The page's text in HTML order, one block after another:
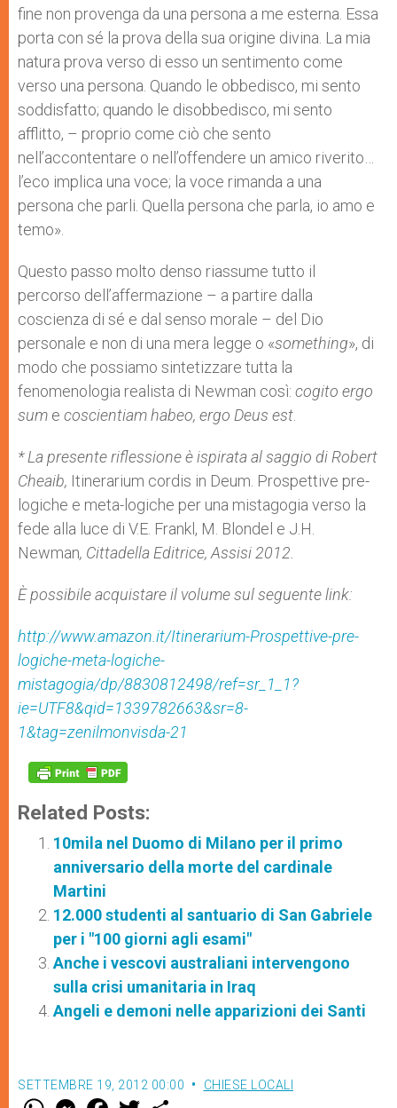
fine non provenga da una persona a me esterna. Essa
porta con sé la prova della sua origine divina. La mia
natura prova verso di esso un sentimento come
verso una persona. Quando le obbedisco, mi sento
soddisfatto; quando le disobbedisco, mi sento
afflitto, – proprio come ciò che sento
nell’accontentare o nell’offendere un amico riverito…
l’eco implica una voce; la voce rimanda a una
persona che parli. Quella persona che parla, io amo e
temo».
Questo passo molto denso riassume tutto il
percorso dell’affermazione – a partire dalla
coscienza di sé e dal senso morale – del Dio
personale e non di una mera legge o «something», di
modo che possiamo sintetizzare tutta la
fenomenologia realista di Newman così: cogito ergo
sum e coscientiam habeo, ergo Deus est
* La presente riflessione è ispirata al saggio di Robert
Cheaib, Itinerarium cordis in Deum. Prospettive pre-
logiche e meta-logiche per una mistagogia verso la
fede alla luce di V.E. Frankl, M. Blondel e J.H.
Newman, Cittadella Editrice, Assisi 2012.
È possibile acquistare il volume sul seguente link:
http://www.amazon.it/Itinerarium-Prospettive-pre-
logiche-meta-logiche-
mistagogia/dp/8830812498/ref=sr_1_1?
ie=UTF8&qid=1339782663&sr=8-
1&tag=zenilmonvisda-21
Related Posts:
10mila nel Duomo di Milano per il primo
anniversario della morte del cardinale
Martini
12.000 studenti al santuario di San Gabriele
per i "100 giorni agli esami"
Anche i vescovi australiani intervengono
sulla crisi umanitaria in Iraq
Angeli e demoni nelle apparizioni dei Santi
SETTEMBRE 19, 2012 00:00 CHIESE LOCALI
W M F